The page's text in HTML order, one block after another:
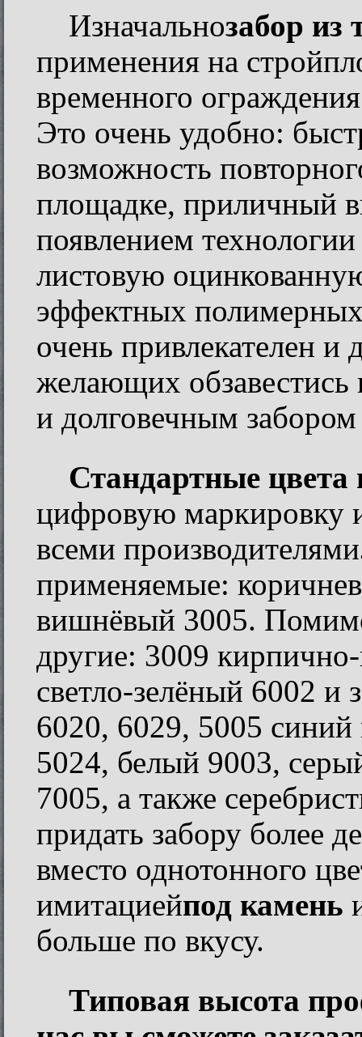
Изначальнозабор из
применения на
временного
Это очень удобно:
возможность
площадке, приличный
появлением
листовую
эффектных
очень привлекателен и
желающих
и долговечным забором
Стандартные цвета
цифровую маркировку
всеми производителями
применяемые:
вишнёвый 3005.
другие: 3009
светло-зелёный 6002 и
6020, 6029, 5005
5024, белый 9003,
7005, а также
придать забору более
вместо однотонного
имитациейпод камень
больше по вкусу.
Типовая высота